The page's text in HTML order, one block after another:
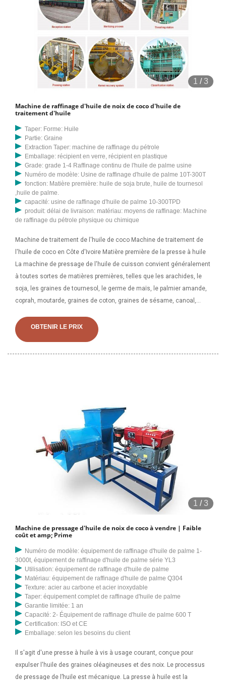
1 /3
Machine de raffinage d'huile de noix de coco d'huile de
traitement d'huile
Taper: Forme: Huile
Partie: Graine
Extraction Taper: machine de raffinage du pétrole
Emballage: récipient en verre, récipient en plastique
Grade: grade 1-4 Raffinage continu de l'huile de palme usine
Numéro de modèle: Usine de raffinage d'huile de palme 10T-300T
fonction: Matière première: huile de soja brute, huile de tournesol
,huile de palme.
capacité: usine de raffinage d'huile de palme 10-300TPD
produit: délai de livraison: matériau: moyens de raffinage: Machine
de raffinage du pétrole physique ou chimique
Machine de traitement de l'huile de coco Machine de traitement de
l'huile de coco en Côte d'Ivoire Matière première de la presse à huile
La machine de pressage de l'huile de cuisson convient généralement
à toutes sortes de matières premières, telles que les arachides, le
soja, les graines de tournesol, le germe de maïs, le palmier amande,
coprah, moutarde, graines de coton, graines de sésame, canoal,
machines d'extraction d'huile d'arachide en Côte d'Ivoire et leurs prix.
Presse à huile d'arachide/arachide === N750 000 ; Cette machine est
OBTENIR LE PRIX
1 /3
Machine de pressage d'huile de noix de coco à vendre | Faible
coût et amp; Prime
Numéro de modèle: équipement de raffinage d'huile de palme 1-
3000t, équipement de raffinage d'huile de palme série YL3
Utilisation: équipement de raffinage d'huile de palme
Matériau: équipement de raffinage d'huile de palme Q304
Texture: acier au carbone et acier inoxydable
Taper: équipement complet de raffinage d'huile de palme
Garantie limitée: 1 an
Capacité: 2- Équipement de raffinage d'huile de palme 600 T
Certification: ISO et CE
Emballage: selon les besoins du client
Il s'agit d'une presse à huile à vis à usage courant, conçue pour
expulser l'huile des graines oléagineuses et des noix. Le processus
de pressage de l’huile est mécanique. La presse à huile est la